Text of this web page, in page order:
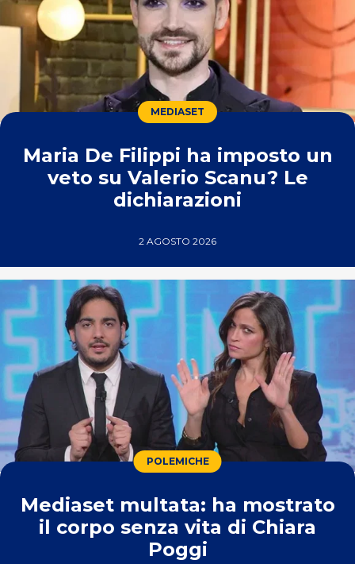
MEDIASET
Maria De Filippi ha imposto un
veto su Valerio Scanu? Le
dichiarazioni
2 AGOSTO 2026
POLEMICHE
Mediaset multata: ha mostrato
il corpo senza vita di Chiara
Poggi